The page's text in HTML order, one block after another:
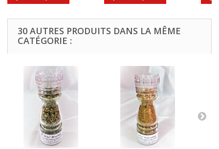
30 AUTRES PRODUITS DANS LA MÊME
CATÉGORIE :